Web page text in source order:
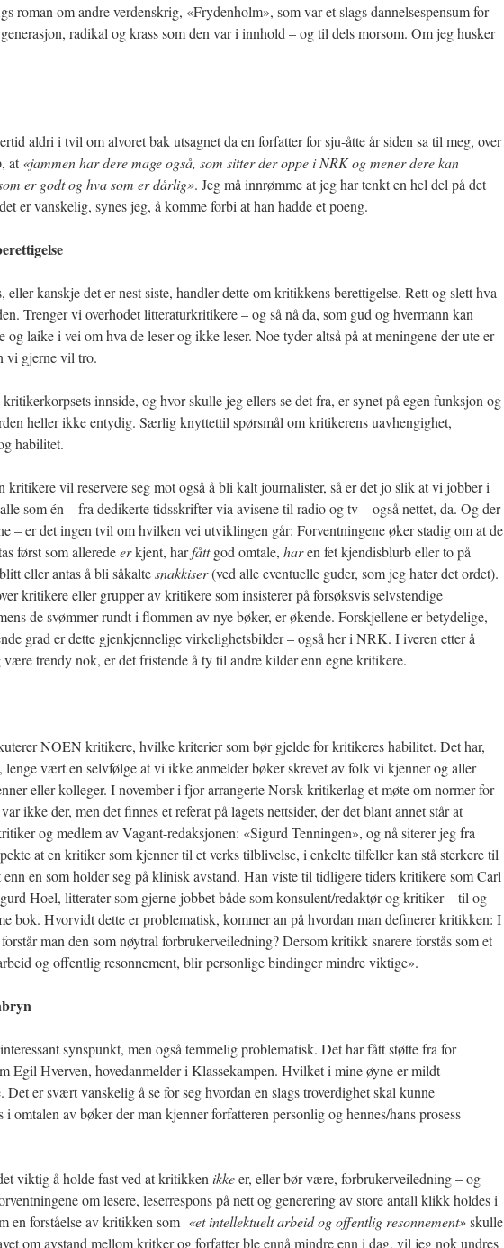
roman om andre verdenskrig, «Frydenholm», som var et slags dannelsespensum for
radikal og krass som den var i innhold – og til dels morsom. Om jeg husker
aldri i tvil om alvoret bak utsagnet da en forfatter for sju-åtte år siden sa til meg, over
at«jammen har dere mage også, som sitter der oppe i NRK og mener dere kan
er godt og hva som er dårlig». Jeg må innrømme at jeg har tenkt en hel del på det
er vanskelig, synes jeg, å komme forbi at han hadde et poeng.
eller kanskje det er nest siste, handler dette om kritikkens berettigelse. Rett og slett hva
Trenger vi overhodet litteraturkritikere – og så nå da, som gud og hvermann kan
og laike i vei om hva de leser og ikke leser. Noe tyder altså på at meningene der ute er
vi gjerne vil tro.
innside, og hvor skulle jeg ellers se det fra, er synet på egen funksjon og
heller ikke entydig. Særlig knyttettil spørsmål om kritikerens uavhengighet,
habilitet.
kritikere vil reservere seg mot også å bli kalt journalister, så er det jo slik at vi jobber i
som én – fra dedikerte tidsskrifter via avisene til radio og tv – også nettet, da. Og der
– er det ingen tvil om hvilken vei utviklingen går: Forventningene øker stadig om at de
først som alleredeerkjent, harfåttgod omtale, haren fet kjendisblurb eller to på
eller antas å bli såkaltesnakkiser(ved alle eventuelle guder, som jeg hater det ordet).
kritikere eller grupper av kritikere som insisterer på forsøksvis selvstendige
de svømmer rundt i flommen av nye bøker, er økende. Forskjellene er betydelige,
grad er dette gjenkjennelige virkelighetsbilder – også her i NRK. I iveren etter å
trendy nok, er det fristende å ty til andre kilder enn egne kritikere.
NOEN kritikere, hvilke kriterier som bør gjelde for kritikeres habilitet. Det har,
lenge vært en selvfølge at vi ikke anmelder bøker skrevet av folk vi kjenner og aller
eller kolleger. I november i fjor arrangerte Norsk kritikerlag et møte om normer for
ikke der, men det finnes et referat på lagets nettsider, der det blant annet står at
og medlem av Vagant-redaksjonen: «Sigurd Tenningen», og nå siterer jeg fra
at en kritiker som kjenner til et verks tilblivelse, i enkelte tilfeller kan stå sterkere til
enn en som holder seg på klinisk avstand. Han viste til tidligere tiders kritikere som Carl
Hoel, litterater som gjerne jobbet både som konsulent/redaktør og kritiker – til og
bok. Hvorvidt dette er problematisk, kommer an på hvordan man definerer kritikken: I
man den som nøytral forbrukerveiledning? Dersom kritikk snarere forstås som et
og offentlig resonnement, blir personlige bindinger mindre viktige».
synspunkt, men også temmelig problematisk. Det har fått støtte fra for
Egil Hverven, hovedanmelder i Klassekampen. Hvilket i mine øyne er mildt
Det er svært vanskelig å se for seg hvordan en slags troverdighet skal kunne
i omtalen av bøker der man kjenner forfatteren personlig og hennes/hans prosess
viktig å holde fast ved at kritikken ikkeer, eller bør være, forbrukerveiledning – og
om lesere, leserrespons på nett og generering av store antall klikk holdes i
en forståelse av kritikken som «et intellektuelt arbeid og offentlig resonnement»skulle
om avstand mellom kritker og forfatter ble ennå mindre enn i dag, vil jeg nok undres